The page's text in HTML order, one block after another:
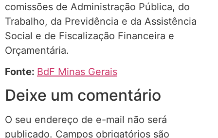
comissões de Administração Pública, do
Trabalho, da Previdência e da Assistência
Social e de Fiscalização Financeira e
Orçamentária.
Fonte: BdF Minas Gerais
Deixe um comentário
O seu endereço de e-mail não será
publicado. Campos obrigatórios são